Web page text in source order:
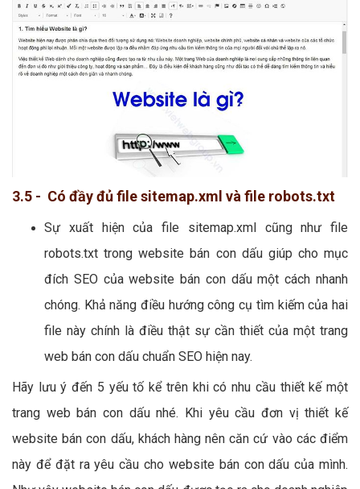
3.5 - Có đầy đủ file sitemap.xml và file robots.txt
Sự xuất hiện của file sitemap.xml cũng như file
robots.txt trong website bán con dấu giúp cho mục
đích SEO của website bán con dấu một cách nhanh
chóng. Khả năng điều hướng công cụ tìm kiếm của hai
file này chính là điều thật sự cần thiết của một trang
web bán con dấu chuẩn SEO hiện nay.
Hãy lưu ý đến 5 yếu tố kể trên khi có nhu cầu thiết kế một
trang web bán con dấu nhé. Khi yêu cầu đơn vị thiết kế
website bán con dấu, khách hàng nên căn cứ vào các điểm
này để đặt ra yêu cầu cho website bán con dấu của mình.